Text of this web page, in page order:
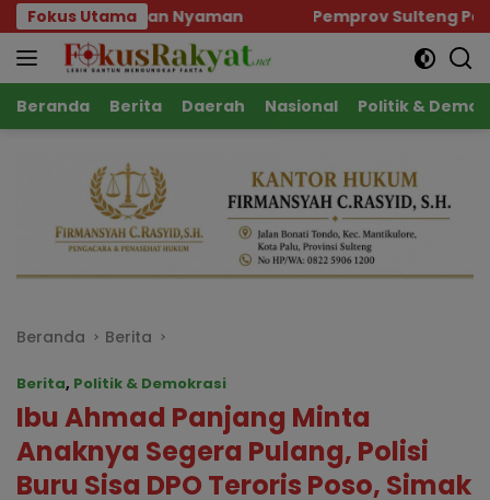
Langsung
ke
konten
Fokus UtamaPemprov Sulteng Pastikan Kesiapan
Beranda Berita Daerah Nasional Politik &
Beranda Berita
Berita, Politik & Demokrasi
Ibu Ahmad Panjang Minta
Anaknya Segera Pulang, Polisi
Buru Sisa DPO Teroris Poso, Simak